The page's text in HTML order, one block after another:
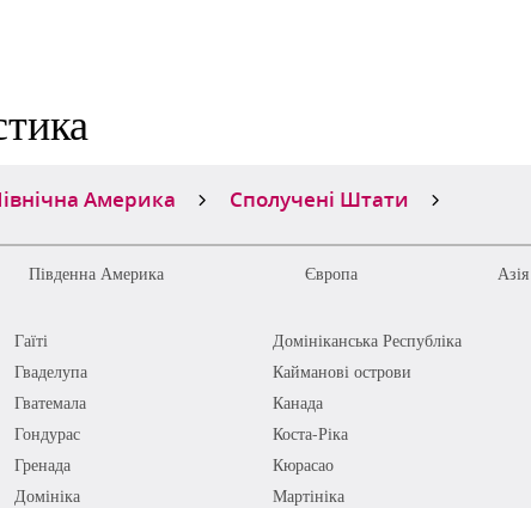
Америка Сполучені Штати
Південна Америка Європа Азія
Гаїті
Гваделупа
Гватемала
Гондурас
Гренада
Домініка
Домініканська Республіка
Кайманові острови
Канада
Коста-Ріка
Кюрасао
Мартініка